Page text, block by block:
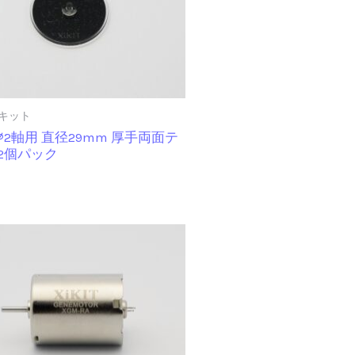
ット
軸用 直径29mm 厚手両面テ
パック